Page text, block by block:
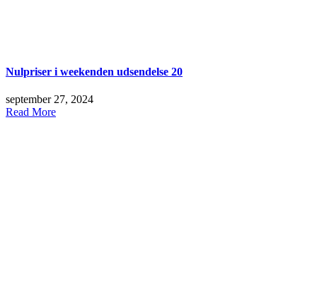
Nulpriser i weekenden udsendelse 20
september 27, 2024
Read More